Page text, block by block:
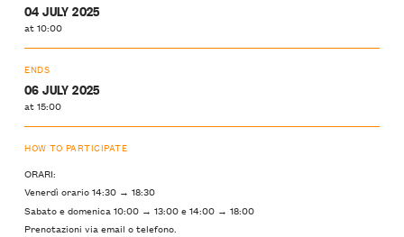
04 JULY 2025
at 10:00
ENDS
06 JULY 2025
at 15:00
HOW TO PARTICIPATE
ORARI:
Venerdì orario 14:30 → 18:30
Sabato e domenica 10:00 → 13:00 e 14:00 → 18:00
Prenotazioni via email o telefono.